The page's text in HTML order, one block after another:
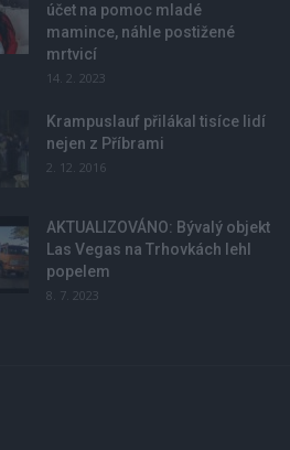
účet na pomoc mladé
mamince, náhle postižené
mrtvicí
14. 2. 2023
Krampuslauf přilákal tisíce lidí
nejen z Příbrami
2. 12. 2016
AKTUALIZOVÁNO: Bývalý objekt
Las Vegas na Trhovkách lehl
popelem
8. 7. 2023